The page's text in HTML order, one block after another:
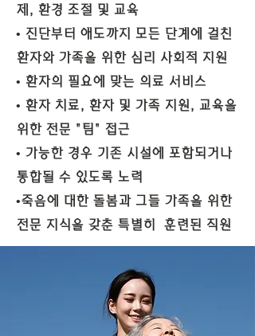
제, 환경 조절 및 교육
• 진단부터 애도까지 모든 단계에 걸친
환자와 가족을 위한 심리 사회적 지원
• 환자의 필요에 맞는 의료 서비스
• 환자 치료, 환자 및 가족 지원, 교육을
위한 전문 "팀" 접근
• 가능한 경우 기존 시설에 포함되거나
통합될 수 있도록 노력
•죽음에 대한 돌봄과 그들 가족을 위한
전문 지식을 갖춘 특별히 훈련된 직원